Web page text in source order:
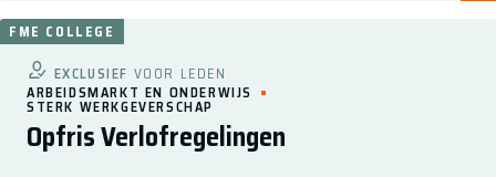
Opfris Verlofregelingen
EXCLUSIEF VOOR LEDEN
ARBEIDSMARKT EN ONDERWIJS
STERK WERKGEVERSCHAP
FME COLLEGE